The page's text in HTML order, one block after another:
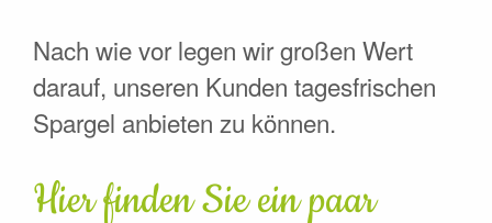
Nach wie vor legen wir großen Wert
darauf, unseren Kunden tagesfrischen
Spargel anbieten zu können.
Hier finden Sie ein paar